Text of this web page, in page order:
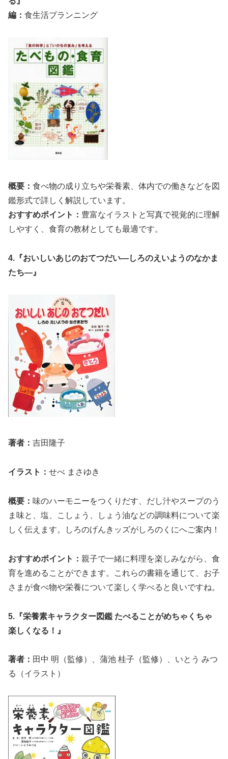
編： 食生活プランニング
概要： 食べ物の成り立ちや栄養素、体内での働きなどを図
鑑形式で詳しく解説しています。
おすすめポイント： 豊富なイラストと写真で視覚的に理解
しやすく、食育の教材としても最適です。
4.『おいしいあじのおてつだい―しろのえいようのなかま
たち―』
著者： 吉田隆子
イラスト： せべ まさゆき
概要： 味のハーモニーをつくりだす、だし汁やスープのう
ま味と、塩、こしょう、しょう油などの調味料について楽
しく伝えます。しろのげんきッズがしろのくにへご案内！
おすすめポイント： 親子で一緒に料理を楽しみながら、食
育を進めることができます。これらの書籍を通じて、お子
さまが食べ物や栄養について楽しく学べると良いですね。
5.『栄養素キャラクター図鑑 たべることがめちゃくちゃ
楽しくなる！』
著者： 田中 明（監修）、蒲池 桂子（監修）、いとう みつ
る（イラスト）